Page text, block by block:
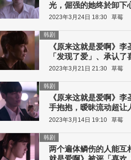
光，倔强的她终於卸下
2023年3月24日 18:30 草莓
《原来这就是爱啊》
「发现了爱」、承认了
韩剧
2023年3月21日 21:30 草莓
《原来这就是爱啊》
手抱抱，暧昧流动超让
韩剧
2023年3月14日 19:10 草莓
两个遍体鳞伤的人能互
韩剧